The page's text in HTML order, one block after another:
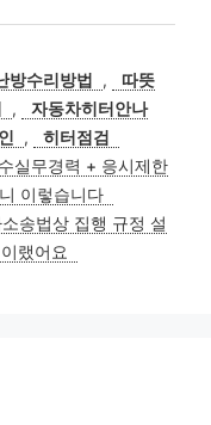
방수리방법 ,
따뜻
,
자동차히터안나
,
히터점검
실무경력 + 응시제한
이렇습니다
송법상 집행 규정 설
랬어요